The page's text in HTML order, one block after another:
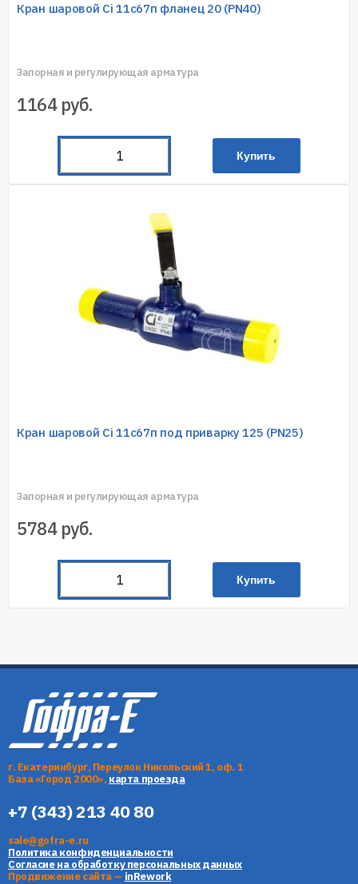
Кран шаровой Ci 11с67п фланец 20 (PN40)
Запорная и регулирующая арматура
1164 руб.
Купить
Кран шаровой Ci 11с67п под приварку 125 (PN25)
Запорная и регулирующая арматура
5784 руб.
Купить
г. Екатеринбург, Переулок Никольский 1, оф. 1
База «Город 2000», карта проезда
+7 (343) 213 40 80
sale@gofra-e.ru
Политика конфиденциальности
Согласие на обработку персональных данных
Продвижение сайта — inRework